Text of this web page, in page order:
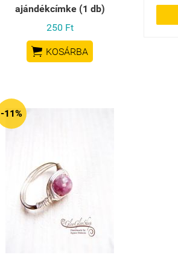
ajándékcímke (1 db)
250 Ft
 KOSÁRBA
-11%